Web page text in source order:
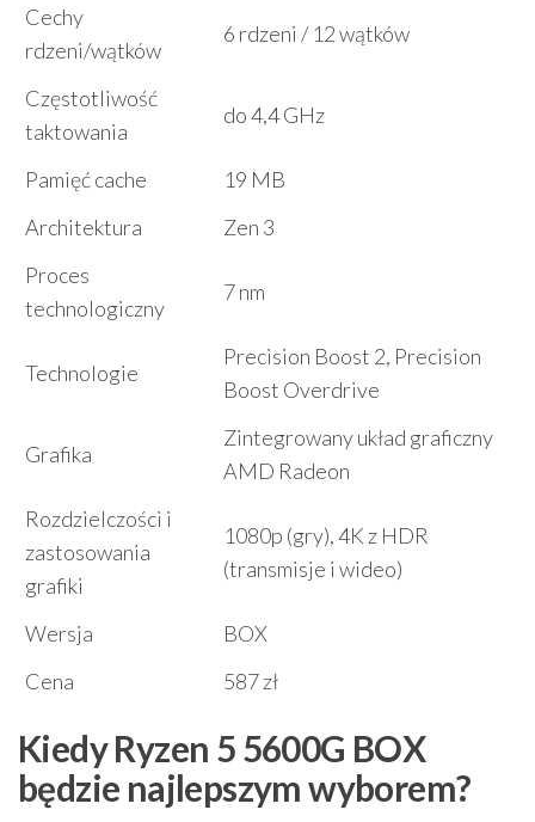
Cechy
rdzeni/wątków
6 rdzeni / 12 wątków
Częstotliwość
taktowania
do 4,4 GHz
Pamięć cache
19 MB
Architektura
Zen 3
Proces
technologiczny
7 nm
Technologie
Precision Boost 2, Precision
Boost Overdrive
Grafika
Zintegrowany układ graficzny
AMD Radeon
Rozdzielczości i
zastosowania
grafiki
1080p (gry), 4K z HDR
(transmisje i wideo)
Wersja
BOX
Cena
587 zł
Kiedy Ryzen 5 5600G BOX
będzie najlepszym wyborem?